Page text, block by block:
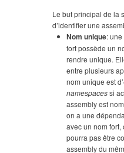
Le but principal de la
d’identifier une
Nom unique: une
fort possède un
rendre unique.
entre plusieurs
nom unique est
namespacessi
assembly est
on a une
avec un nom
pourra pas être
assembly du